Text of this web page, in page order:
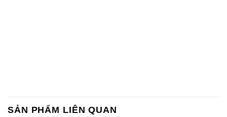
SẢN PHẨM LIÊN QUAN